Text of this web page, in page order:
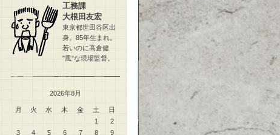
工務課
大根田友宏
東京都世田谷区出
身。85年生まれ。
若いのに高倉健
"風"な現場監督。
2026年8月
月 火 水 木 金 土 日
1
2
3
4 5 6 7 8
9